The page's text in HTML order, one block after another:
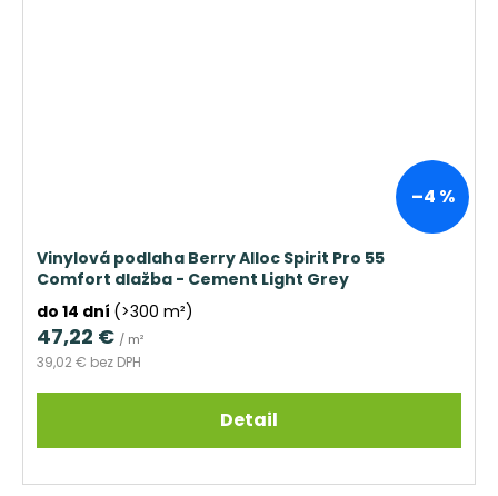
–4 %
Vinylová podlaha Berry Alloc Spirit Pro 55
Comfort dlažba - Cement Light Grey
do 14 dní (>300 m²)
39,02 € bez DPH
47,22 € / m²
Detail